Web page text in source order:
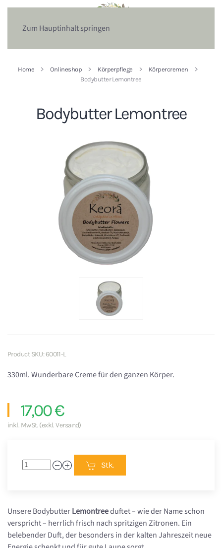
Zum Hauptinhalt springen
Home Onlineshop Körperpflege
Körpercremen
Bodybutter Lemontree
Bodybutter Lemontree
Product SKU: 60011-L
330ml. Wunderbare Creme für den ganzen Körper.
17,00 €
inkl. MwSt. (exkl. Versand)
Stk.
Unsere BodybutterLemontreeduftet – wie der Name schon
verspricht – herrlich frisch nach spritzigen Zitronen. Ein
belebender Duft, der besonders in der kalten Jahreszeit neue